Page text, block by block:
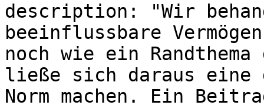
description: "Wir
beeinflussbare
noch wie ein
ließe sich daraus
Norm machen. Ein